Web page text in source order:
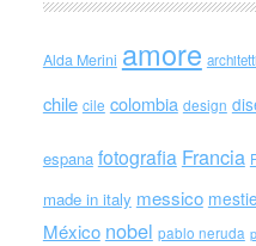
Alda Merini amore architetti
chile cile colombia design
espana fotografia Francia
made in italy messico
México nobel pablo neruda